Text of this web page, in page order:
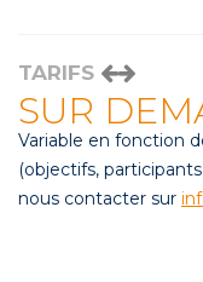
TARIFS
SUR
Variable en fonction
(objectifs,
nous contacter sur